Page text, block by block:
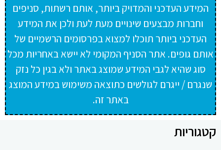
המידע העדכני והמדויק ביותר, אותם רשתות, סניפים
וחברות מבצעים שינויים מעת לעת ולכן את המידע
העדכני ביותר תוכלו למצוא בפרסומים הרשמיים של
אותם גופים. אתר הסניף המקומי לא יישא באחריות מכל
סוג שהיא לגבי המידע שמוצג באתר ולא בגין כל נזק
שנגרם / ייגרם לגולשים כתוצאה משימוש במידע המוצג
באתר זה.
קטגוריות